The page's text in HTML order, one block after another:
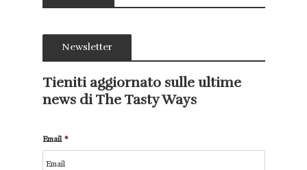
Newsletter
Tieniti aggiornato sulle ultime
news di The Tasty Ways
Email *